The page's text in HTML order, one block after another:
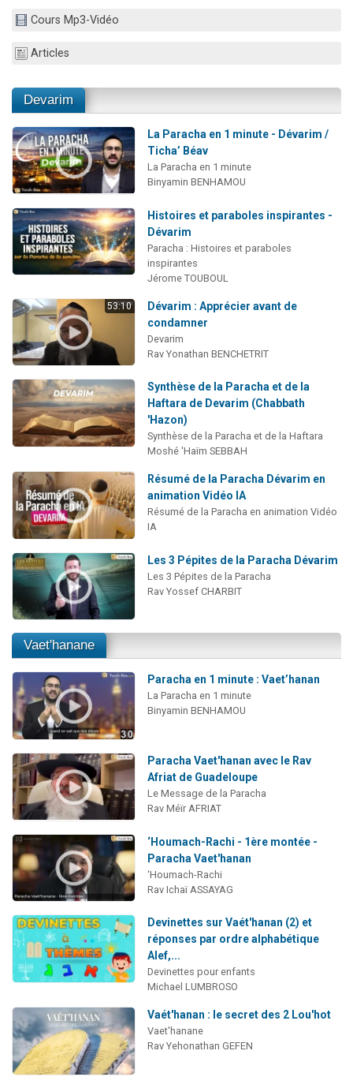
Cours Mp3-Vidéo
Articles
Devarim
La Paracha en 1 minute - Dévarim /
Ticha’ Béav
La Paracha en 1 minute
Binyamin BENHAMOU
Histoires et paraboles inspirantes -
Dévarim
Paracha : Histoires et paraboles
inspirantes
Jérome TOUBOUL
53:10
Dévarim : Apprécier avant de
condamner
Devarim
Rav Yonathan BENCHETRIT
Synthèse de la Paracha et de la
Haftara de Devarim (Chabbath
'Hazon)
Synthèse de la Paracha et de la Haftara
Moshé 'Haïm SEBBAH
Résumé de la Paracha Dévarim en
animation Vidéo IA
Résumé de la Paracha en animation Vidéo
IA
Les 3 Pépites de la Paracha Dévarim
Les 3 Pépites de la Paracha
Rav Yossef CHARBIT
Vaet'hanane
Paracha en 1 minute : Vaet’hanan
La Paracha en 1 minute
Binyamin BENHAMOU
Paracha Vaet'hanan avec le Rav
Afriat de Guadeloupe
Le Message de la Paracha
Rav Méïr AFRIAT
‘Houmach-Rachi - 1ère montée -
Paracha Vaet'hanan
‘Houmach-Rachi
Rav Ichaï ASSAYAG
Devinettes sur Vaét'hanan (2) et
réponses par ordre alphabétique
Alef,...
Devinettes pour enfants
Michael LUMBROSO
Vaét'hanan : le secret des 2 Lou'hot
Vaet'hanane
Rav Yehonathan GEFEN